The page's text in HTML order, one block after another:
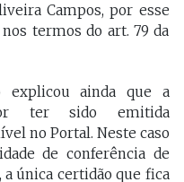
Campos, por esse
termos do art. 79 da
explicou ainda que a
ter sido emitida
no Portal. Neste caso
de conferência de
a única certidão que fica